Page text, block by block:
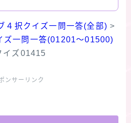
４択クイズ一問一答(全部) >
ズ一問一答(01201～01500)
イズ01415
ンサーリンク